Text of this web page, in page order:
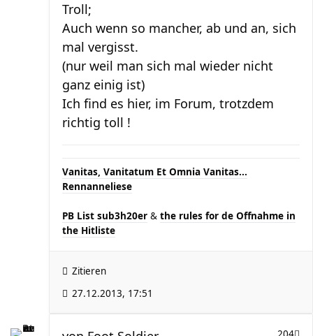
Troll;
Auch wenn so mancher, ab und an, sich
mal vergisst.
(nur weil man sich mal wieder nicht
ganz einig ist)
Ich find es hier, im Forum, trotzdem
richtig toll !
Vanitas, Vanitatum Et Omnia Vanitas...
Rennanneliese
PB List sub3h20er & the rules for de Offnahme in
the Hitliste
Zitieren
27.12.2013, 17:51